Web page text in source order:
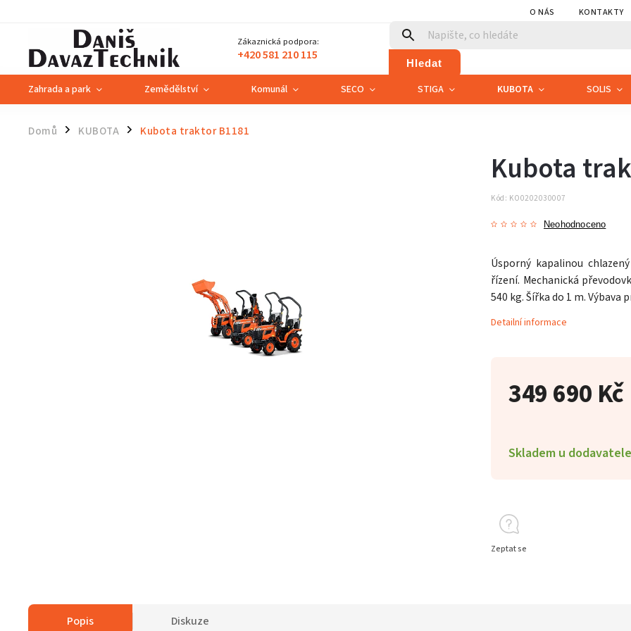
O NÁS KONTAKTY
Zákaznická podpora:
+420 581 210 115 Hledat
Zahrada a park Zemědělství Komunál SECO STIGA KUBOTA SOLIS
Domů / KUBOTA / Kubota traktor B1181
349 690 Kč
Skladem u dodavatele
Kubota
Kód: KO0202030007
Neohodnoceno
Úsporný kapalinou
řízení. Mechanická
540 kg. Šířka do 1 m.
Detailní informace
Zeptat se
Popis Diskuze